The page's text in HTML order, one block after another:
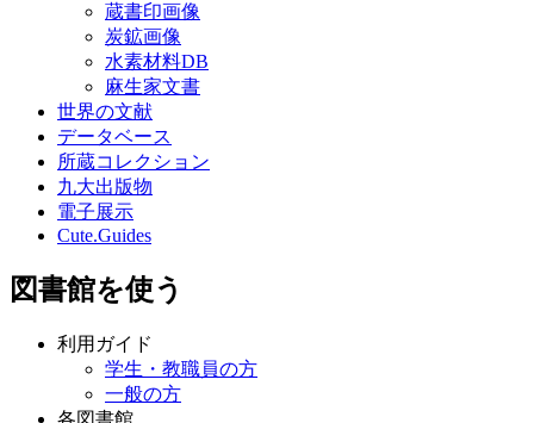
蔵書印画像
炭鉱画像
水素材料DB
麻生家文書
世界の文献
データベース
所蔵コレクション
九大出版物
電子展示
Cute.Guides
図書館を使う
利用ガイド
学生・教職員の方
一般の方
各図書館